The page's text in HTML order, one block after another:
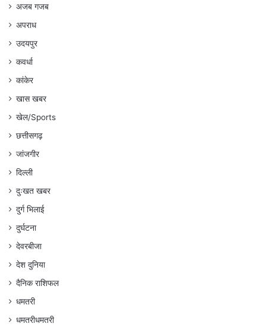
अजब गजब
अपराध
उदयपुर
कवर्धा
कांकेर
खास खबर
खेल/Sports
छत्तीसगढ़
जांजगीर
दिल्ली
दुःखत खबर
दुर्ग भिलाई
दुर्घटना
देवरबीजा
देश दुनिया
दैनिक राशिफल
धमतरी
धमतरीधमतरी